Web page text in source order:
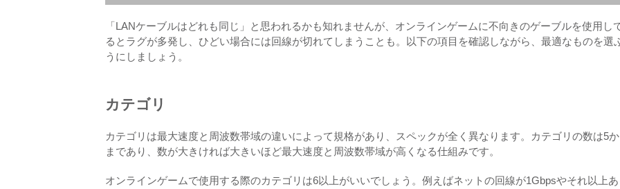
「LANケーブルはどれも同じ」と思われるかも知れませんが、オンラインゲームに不向きのゲーブルを使用し
るとラグが多発し、ひどい場合には回線が切れてしまうことも。以下の項目を確認しながら、最適なものを選
うにしましょう。
カテゴリ
カテゴリは最大速度と周波数帯域の違いによって規格があり、スペックが全く異なります。カテゴリの数は5
まであり、数が大きければ大きいほど最大速度と周波数帯域が高くなる仕組みです。
オンラインゲームで使用する際のカテゴリは6以上がいいでしょう。例えばネットの回線が1Gbpsやそれ以上あ